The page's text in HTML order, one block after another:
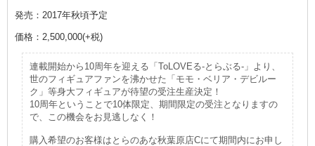
発売：2017年秋頃予定
価格：2,500,000(+税)
連載開始から10周年を迎える「ToLOVEる-とらぶる-」より、
世のフィギュアファンを沸かせた「モモ・ベリア・デビルー
ク」等身大フィギュアが待望の受注生産決定！
10周年ということで10体限定、期間限定の受注となりますの
で、この機会をお見逃しなく！
購入希望のお客様はとらのあな秋葉原店Cにて期間内にお申し